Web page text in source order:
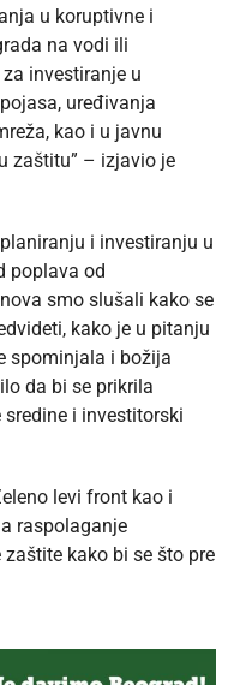
u koruptivne i
na vodi ili
investiranje u
uređivanja
kao i u javnu
zaštitu” – izjavio je
i investiranju u
poplava od
smo slušali kako se
kako je u pitanju
spominjala i božija
da bi se prikrila
i investitorski
levi front kao i
raspolaganje
kako bi se što pre